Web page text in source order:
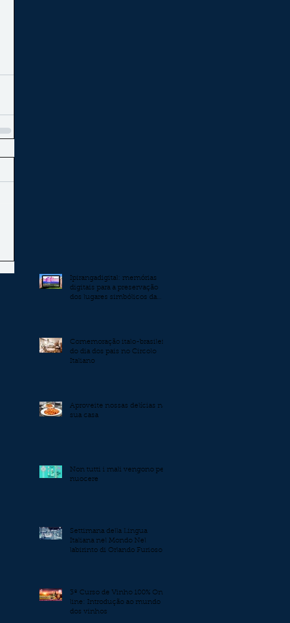
Ipirangadigital: memórias
digitais para a preservação
dos lugares simbólicos da
Comemoração italo-brasileira
do dia dos pais no Circolo
Italiano
Aproveite nossas delícias na
sua casa
Non tutti i mali vengono per
nuocere
Settimana della Lingua
Italiana nel Mondo Nel
labirinto di Orlando Furioso
3º Curso de Vinho 100% On-
line: Introdução ao mundo
dos vinhos